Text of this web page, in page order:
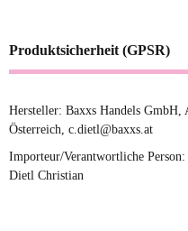
Produktsicherheit (GPSR)
Hersteller: Baxxs Handels GmbH,
Österreich, c.dietl@baxxs.at
Importeur/Verantwortliche
Dietl Christian